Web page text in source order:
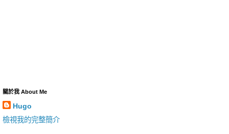
關於我 About Me
Hugo
檢視我的完整簡介